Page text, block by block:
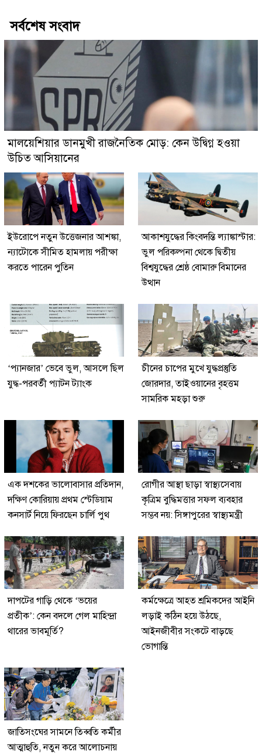
সর্বশেষ সংবাদ
মালয়েশিয়ার ডানমুখী রাজনৈতিক মোড়: কেন উদ্বিগ্ন হওয়া
উচিত আসিয়ানের
ইউরোপে নতুন উত্তেজনার আশঙ্কা,
ন্যাটোকে সীমিত হামলায় পরীক্ষা
করতে পারেন পুতিন
আকাশযুদ্ধের কিংবদন্তি ল্যাঙ্কাস্টার:
ভুল পরিকল্পনা থেকে দ্বিতীয়
বিশ্বযুদ্ধের শ্রেষ্ঠ বোমারু বিমানের
উত্থান
‘প্যানজার’ ভেবে ভুল, আসলে ছিল
যুদ্ধ-পরবর্তী প্যাটন ট্যাংক
চীনের চাপের মুখে যুদ্ধপ্রস্তুতি
জোরদার, তাইওয়ানের বৃহত্তম
সামরিক মহড়া শুরু
এক দশকের ভালোবাসার প্রতিদান,
দক্ষিণ কোরিয়ায় প্রথম স্টেডিয়াম
কনসার্ট নিয়ে ফিরছেন চার্লি পুথ
রোগীর আস্থা ছাড়া স্বাস্থ্যসেবায়
কৃত্রিম বুদ্ধিমত্তার সফল ব্যবহার
সম্ভব নয়: সিঙ্গাপুরের স্বাস্থ্যমন্ত্রী
দাপটের গাড়ি থেকে ‘ভয়ের
প্রতীক’: কেন বদলে গেল মাহিন্দ্রা
থারের ভাবমূর্তি?
কর্মক্ষেত্রে আহত শ্রমিকদের আইনি
লড়াই কঠিন হয়ে উঠছে,
আইনজীবীর সংকটে বাড়ছে
ভোগান্তি
জাতিসংঘের সামনে তিব্বতি কর্মীর
আত্মাহুতি, নতুন করে আলোচনায়